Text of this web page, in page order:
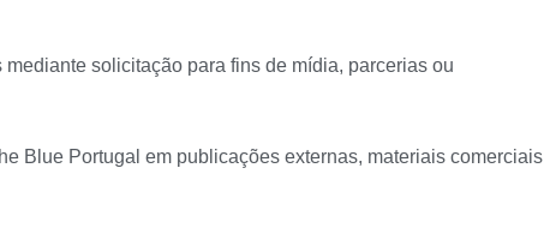
solicitação para fins de mídia, parcerias ou
Blue Portugal em publicações externas, materiais comerciais